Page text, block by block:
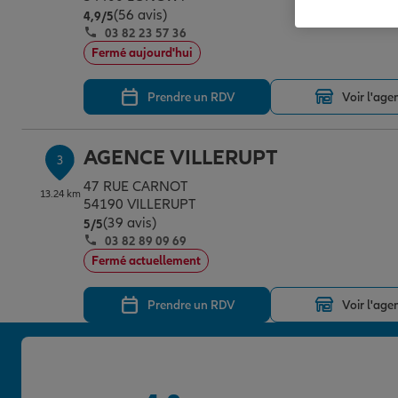
4,9/5Note de 4.9 sur 5
(56 avis)
03 82 23 57 36
Fermé aujourd'hui
Prendre un RDV Voir
3
13.24 km
AGENCE VILLERUPT
47 RUE CARNOT
54190 VILLERUPT
5/5Note de 5 sur 5
(39 avis)
03 82 89 09 69
Fermé actuellement
Prendre un RDV Voir
165 RUE DE LA FONDERIE